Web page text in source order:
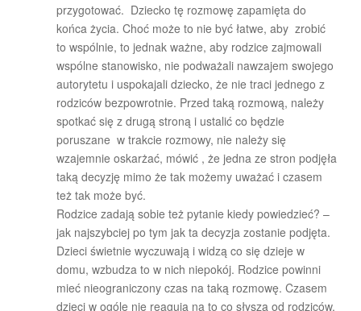
przygotować. Dziecko tę rozmowę zapamięta do
końca życia. Choć może to nie być łatwe, aby zrobić
to wspólnie, to jednak ważne, aby rodzice zajmowali
wspólne stanowisko, nie podważali nawzajem swojego
autorytetu i uspokajali dziecko, że nie traci jednego z
rodziców bezpowrotnie. Przed taką rozmową, należy
spotkać się z drugą stroną i ustalić co będzie
poruszane w trakcie rozmowy, nie należy się
wzajemnie oskarżać, mówić , że jedna ze stron podjęła
taką decyzję mimo że tak możemy uważać i czasem
też tak może być.
Rodzice zadają sobie też pytanie kiedy powiedzieć? –
jak najszybciej po tym jak ta decyzja zostanie podjęta.
Dzieci świetnie wyczuwają i widzą co się dzieje w
domu, wzbudza to w nich niepokój. Rodzice powinni
mieć nieograniczony czas na taką rozmowę. Czasem
dzieci w ogóle nie reagują na to co słyszą od rodziców,